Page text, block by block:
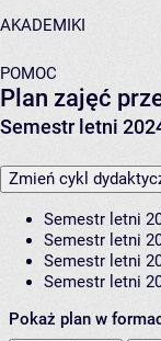
AKADEMIKI
POMOC
Plan zajęć
Semestr letni
Zmień cykl
Semestr letni
Semestr letni
Semestr letni
Semestr letni
Pokaż plan w